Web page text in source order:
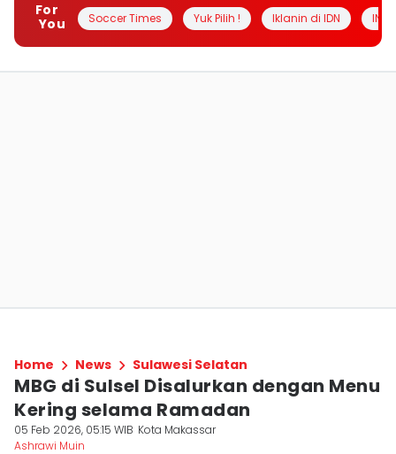
For
You
Soccer Times Yuk Pilih ! Iklanin di IDN
Home News Sulawesi Selatan
MBG di Sulsel Disalurkan dengan Menu
Kering selama Ramadan
05 Feb 2026, 05:15 WIB Kota Makassar
Ashrawi Muin